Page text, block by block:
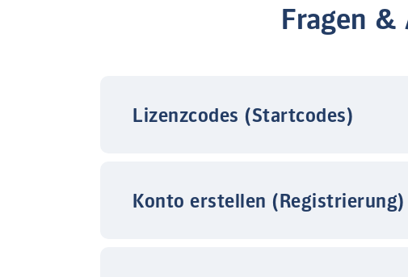
Fragen
Lizenzcodes (Startcodes)
Konto erstellen (Registrierung)